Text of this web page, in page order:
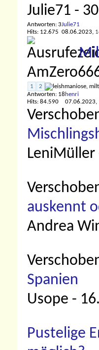
Julie71 -
Antworten: 3
Hits: 12.675
Julie71
08.06.2023,
1
2
Antworten: 18
Hits: 84.590
henri
07.06.2023,
LeniMüller
auskennt
Andrea
Spanien
Usope -
Pustelige